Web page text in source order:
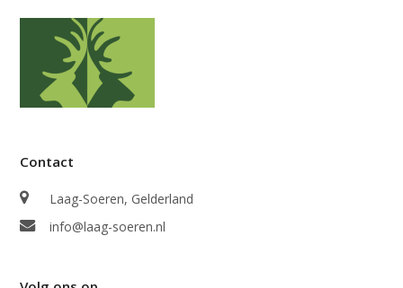
Contact
Laag-Soeren, Gelderland
info@laag-soeren.nl